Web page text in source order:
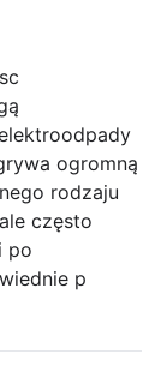
ogromną
rodzaju
często
po
p